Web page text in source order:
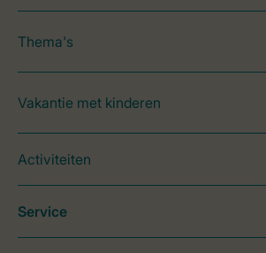
Thema's
Vakantie met kinderen
Activiteiten
Service